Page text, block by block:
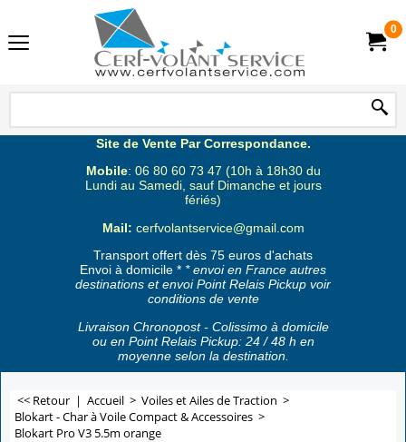
0
Site de Vente Par Correspondance.
Mobile: 06 80 60 73 47 (10h à 18h30 du
Lundi au Samedi, sauf Dimanche et jours
fériés)
Mail: cerfvolantservice@gmail.com
Transport offert dès 75 euros d'achats
Envoi à domicile * * envoi en France autres
destinations et envoi Point Relais Pickup voir
conditions de vente
Livraison Chronopost - Colissimo à domicile
ou en Point Relais Pickup: 24 / 48 h en
moyenne selon la destination.
<< Retour | Accueil > Voiles et Ailes de Traction >
Blokart - Char à Voile Compact & Accessoires >
Blokart Pro V3 5.5m orange